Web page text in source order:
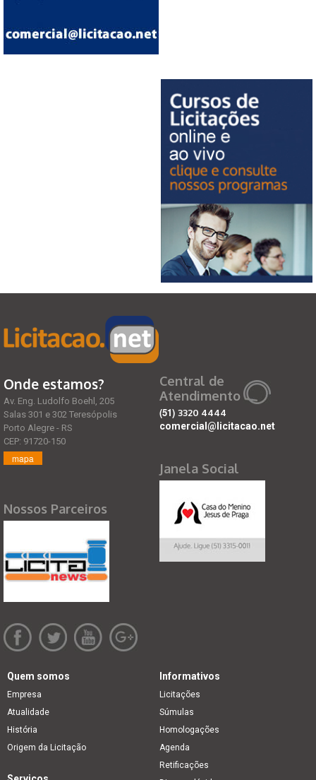
Onde estamos?
Av. Eng. Ludolfo Boehl, 205
Salas 301 e 302 Teresópolis
Porto Alegre - RS
CEP: 91720-150
mapa
Nossos Parceiros
Central de
Atendimento
(51) 3320 4444
comercial@licitacao.net
Janela Social
Quem somos
Empresa
Atualidade
História
Origem da Licitação
Informativos
Licitações
Súmulas
Homologações
Agenda
Retificações